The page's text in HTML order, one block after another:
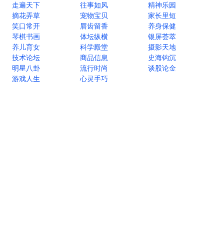
走遍天下
往事如风
精神乐园
摘花弄草
宠物宝贝
家长里短
笑口常开
唇齿留香
养身保健
琴棋书画
体坛纵横
银屏荟萃
养儿育女
科学殿堂
摄影天地
技术论坛
商品信息
史海钩沉
明星八卦
流行时尚
谈股论金
游戏人生
心灵手巧